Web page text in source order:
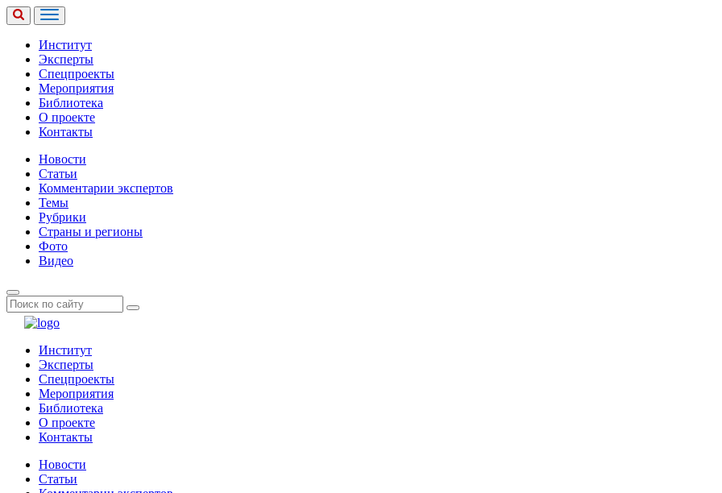
Институт
Эксперты
Спецпроекты
Мероприятия
Библиотека
О проекте
Контакты
Новости
Статьи
Комментарии экспертов
Темы
Рубрики
Страны и регионы
Фото
Видео
Институт
Эксперты
Спецпроекты
Мероприятия
Библиотека
О проекте
Контакты
Новости
Статьи